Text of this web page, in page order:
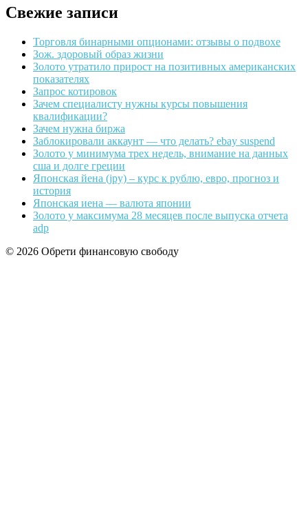
Свежие записи
Торговля бинарными опционами: отзывы о подвохе
Зож. здоровый образ жизни
Золото утратило прирост на позитивных американских
показателях
Запрос котировок
Зачем специалисту нужны курсы повышения
квалификации?
Зачем нужна биржа
Заблокировали аккаунт — что делать? ebay suspend
Золото у минимума трех недель, внимание на данных
сша и долге греции
Японская йена (jpy) – курс к рублю, евро, прогноз и
история
Японская иена — валюта японии
Золото у максимума 28 месяцев после выпуска отчета
adp
© 2026 Обрети финансовую свободу